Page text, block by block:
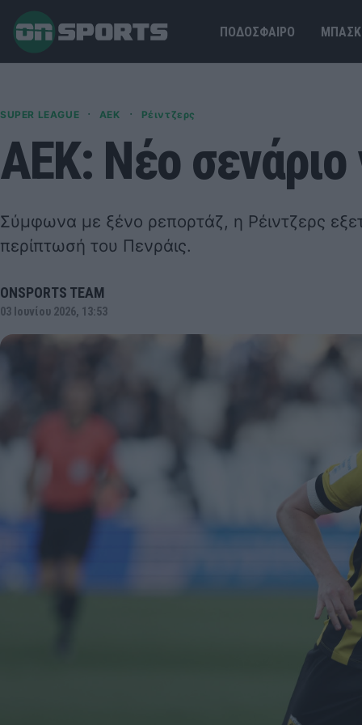
ΠΟΔΟΣΦΑΙΡΟ
SUPER LEAGUE · ΑΕΚ · Ρέιντζερς
ΑΕΚ: Νέο σενάριο
Σύμφωνα με ξένο ρεπορτάζ, η Ρέιντζερς
περίπτωσή του Πενράις.
ONSPORTS TEAM
03 Ιουνίου 2026, 13:53